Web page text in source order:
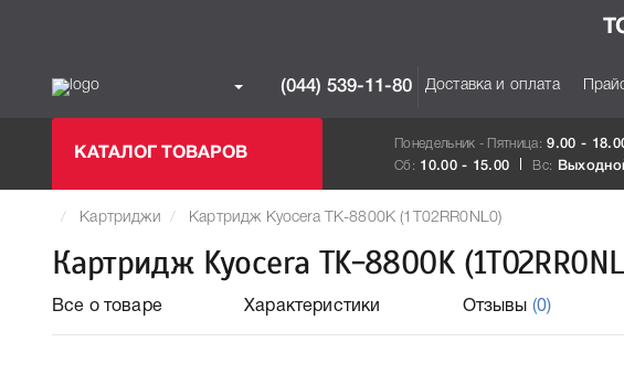
(044) 539-11-80 Доставка и оплата
КАТАЛОГ ТОВАРОВ
Понедельник - Пятница: 9.00 -
Сб: 10.00 - 15.00 Вс:
Картриджи Картридж Kyocera TK-8800K (1T02RR0NL0)
Картридж Kyocera TK-8800K
Все о товаре Характеристики Отзывы (0)